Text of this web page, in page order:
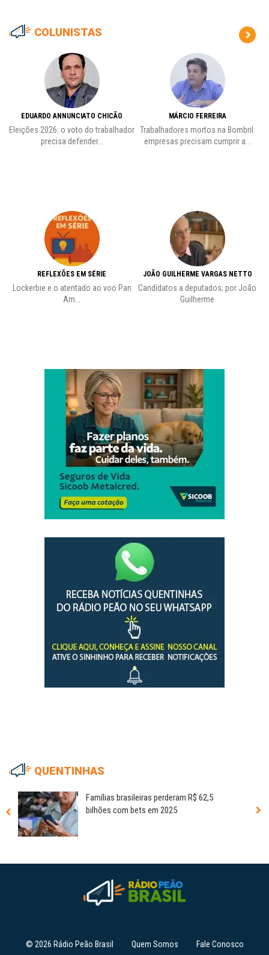
COLUNISTAS
EDUARDO ANNUNCIATO CHICÃO
Eleições 2026: o voto do trabalhador
precisa defender...
REFLEXÕES EM SÉRIE
Lockerbie e o atentado ao voo Pan
Am...
MÁRCIO FERREIRA
Trabalhadores mortos na Bombril:
empresas precisam cumprir a...
JOÃO GUILHERME VARGAS NETTO
Candidatos a deputados; por João
Guilherme
QUENTINHAS
Famílias brasileiras perderam R$ 62,5
bilhões com bets em 2025
© 2026 Rádio Peão Brasil Quem Somos Fale Conosco